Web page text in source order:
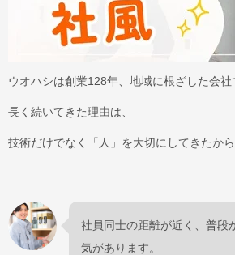
ウオハシは創業128年、地域に根ざした会社
長く続いてきた理由は、
技術だけでなく「人」を大切にしてきたから
社員同士の距離が近く、普段
気があります。